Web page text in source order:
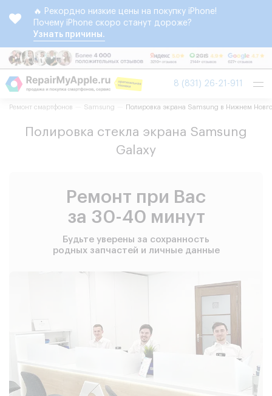
🔥 Рекордно низкие цены на покупку iPhone!
Почему iPhone скоро станут дороже?
Узнать причины.
8 (831) 26-21-911
Ремонт смартфонов Samsung Полировка экрана Samsung в Нижнем
Полировка стекла экрана Samsung
Galaxy
Ремонт при Вас
за 30-40 минут
Будьте уверены за сохранность
родных запчастей и личные данные